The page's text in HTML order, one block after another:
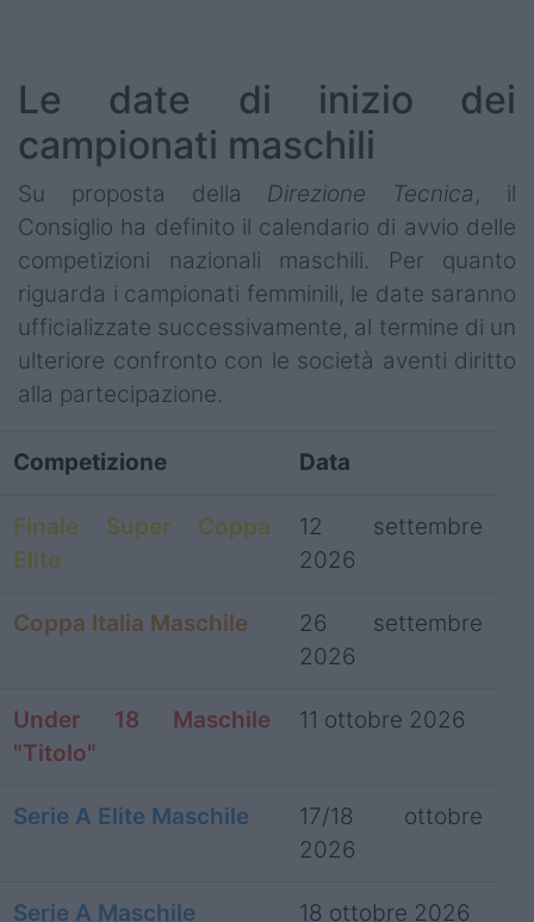
Le date di inizio dei
campionati maschili
Su proposta della Direzione Tecnica, il
Consiglio ha definito il calendario di avvio delle
competizioni nazionali maschili. Per quanto
riguarda i campionati femminili, le date saranno
ufficializzate successivamente, al termine di un
ulteriore confronto con le società aventi diritto
alla partecipazione.
Competizione Data
Finale Super Coppa
Elite
12 settembre
2026
Coppa Italia Maschile
26 settembre
2026
Under 18 Maschile
"Titolo"
11 ottobre 2026
Serie A Elite Maschile
17/18 ottobre
2026
Serie A Maschile 18 ottobre 2026